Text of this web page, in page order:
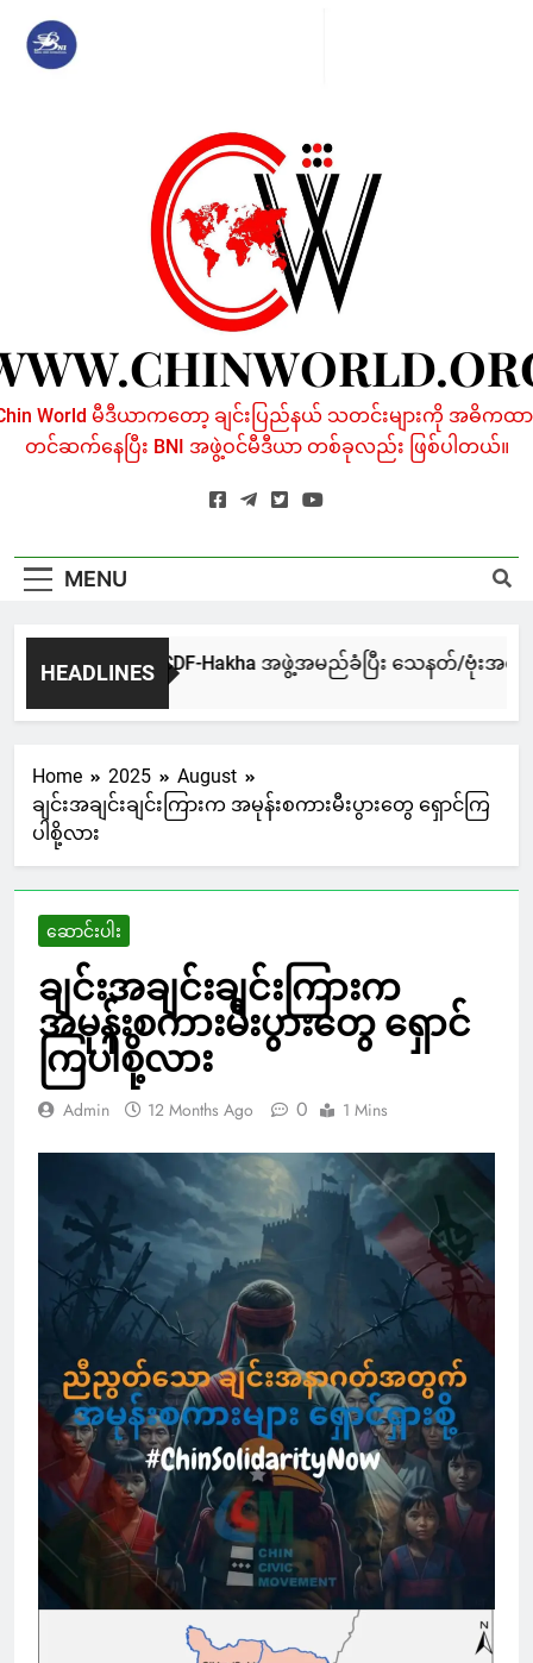
content
World မီဒီယာကတော့ ချင်းပြည်နယ် သတင်းများကို အဓိကထာ
တင်ဆက်နေပြီး BNI အဖွဲ့ဝင်မီဒီယာ တစ်ခုလည်း ဖြစ်ပါတယ်။
MENU
HEADLINES
ါးမြို့မှာ CNA,CDF-Hakha အဖွဲ့အမည်ခံပြီး သေနတ်/ဗုံးအတုမ
Ago
Home 2025
August
ချင်းအချင်းချင်းကြားက အမုန်းစကားမီးပွားတွေ ရှောင်ကြ
ပါစို့လား
ဆောင်းပါး
ချင်းအချင်းချင်းကြားက
အမုန်းစကားမီးပွားတွေ ရှောင်
ကြပါစို့လား
Admin 12 Months Ago 0 1 Mins